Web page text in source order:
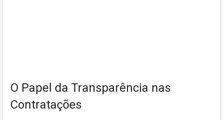
O Papel da Transparência nas
Contratações